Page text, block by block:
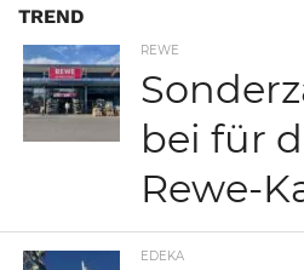
TREND
REWE
bei für
Rewe-
EDEKA